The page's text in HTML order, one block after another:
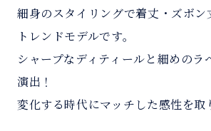
細身のスタイリングで着丈・ズボン
トレンドモデルです。
シャープなディティールと細めのラ
演出！
変化する時代にマッチした感性を取